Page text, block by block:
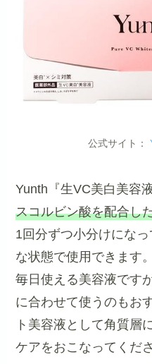
公式サイト：
Yunth『生VC美白美容
スコルビン酸を配合し
1回分ずつ小分けにな
な状態で使用できます。
毎日使える美容液です
に合わせて使うのもお
ト美容液として角質層
ケアをおこなってくださ